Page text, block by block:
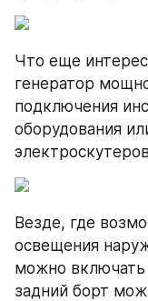
Что еще
генератор
подключения
оборудования
Везде, где
освещения
можно
задний борт